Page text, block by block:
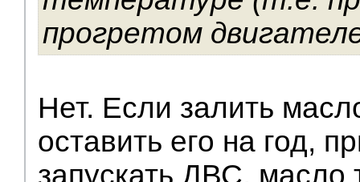
прогретом
Нет. Если залить
оставить его на год,
запускать ДВС, масло